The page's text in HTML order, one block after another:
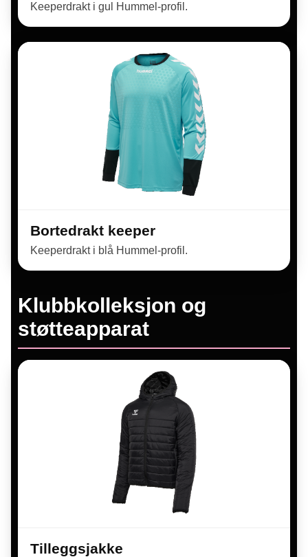
Keeperdrakt i gul Hummel-profil.
Bortedrakt keeper
Keeperdrakt i blå Hummel-profil.
Klubbkolleksjon og
støtteapparat
Tilleggsjakke